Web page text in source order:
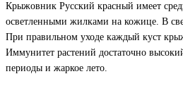
Крыжовник Русский красный имеет
осветленными жилками на кожице. В
При правильном уходе каждый куст
Иммунитет растений достаточно
периоды и жаркое лето.